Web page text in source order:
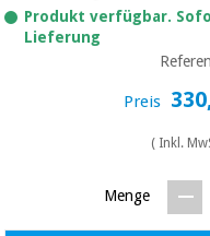
Produkt verfügbar.
Lieferung
Preis
( Inkl.
Menge